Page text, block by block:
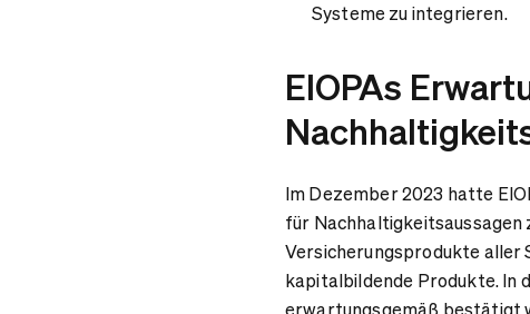
Systeme zu integrieren.
EIOPAs
Im Dezember 2023 hatte
für Nachhaltigkeitsaussagen
Versicherungsprodukte aller
kapitalbildende Produkte. In
erwartungsgemäß bestätigt